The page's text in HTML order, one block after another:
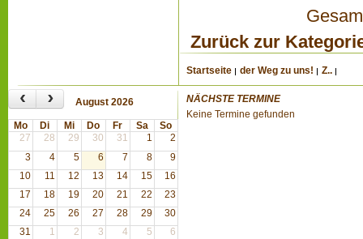
Zurück zur
Startseite der Weg zu uns! Z..
‹ › August 2026
Mo Di Mi Do Fr Sa
So
27
28 29 30 31 1
2
3
4 5 6 7 8
9
10
11 12 13 14 15
16
17
18 19 20 21 22
23
24
25 26 27 28 29
30
31
1 2 3 4 5 6
NÄCHSTE TERMINE
Keine Termine gefunden